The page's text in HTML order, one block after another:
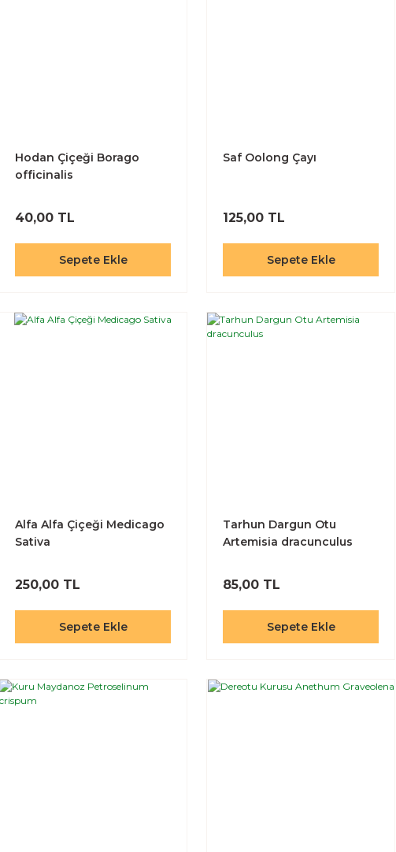
Hodan Çiçeği Borago
officinalis
40,00 TL
Sepete Ekle
Saf Oolong Çayı
125,00 TL
Sepete Ekle
Alfa Alfa Çiçeği Medicago
Sativa
250,00 TL
Sepete Ekle
Tarhun Dargun Otu
Artemisia dracunculus
85,00 TL
Sepete Ekle